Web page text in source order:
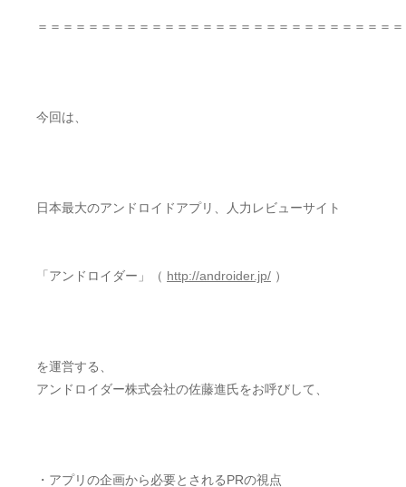
＝＝＝＝＝＝＝＝＝＝＝＝＝＝＝＝＝＝＝＝＝＝＝＝＝＝＝＝
今回は、
日本最大のアンドロイドアプリ、人力レビューサイト
「アンドロイダー」（ http://androider.jp/ ）
を運営する、
アンドロイダー株式会社の佐藤進氏をお呼びして、
・アプリの企画から必要とされるPRの視点